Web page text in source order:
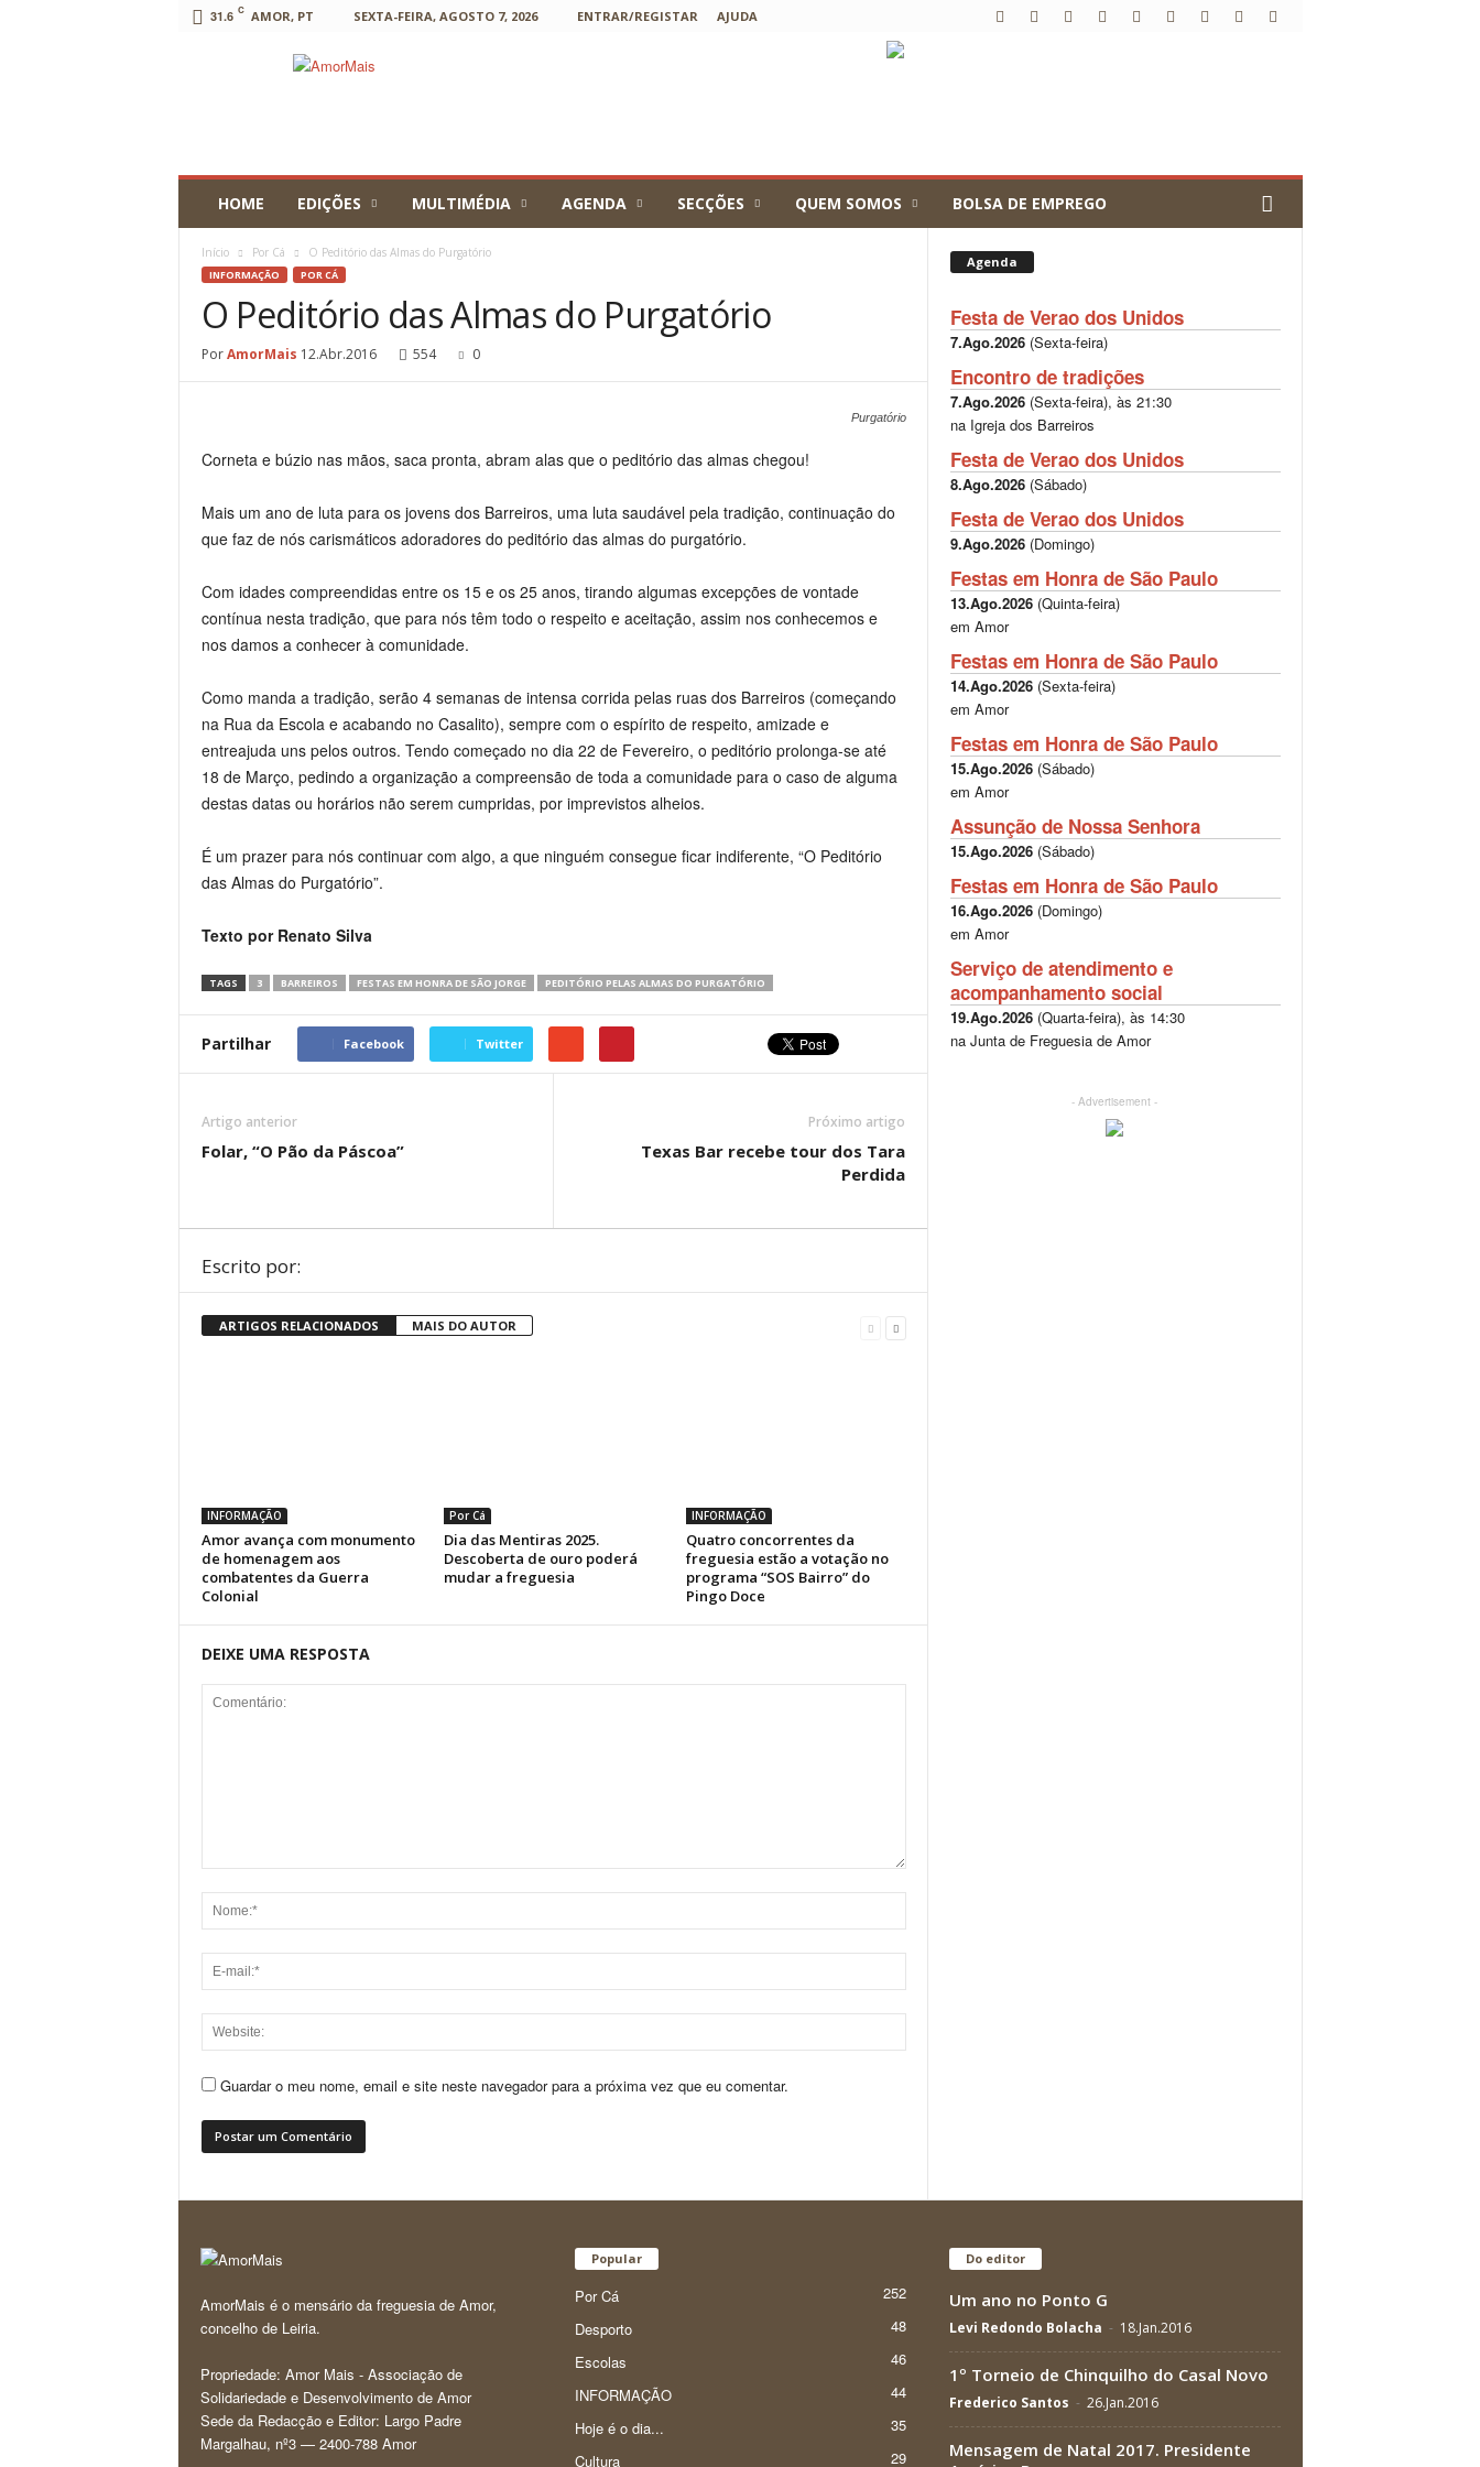
31.6 C AMOR, PT SEXTA-FEIRA, AGOSTO 7, 2026 ENTRAR/REGISTAR AJUDA
HOME EDIÇÕES MULTIMÉDIA AGENDA SECÇÕES QUEM SOMOS BOLSA DE EMPREGO
Início Por Cá O Peditório das Almas do Purgatório
INFORMAÇÃO POR CÁ
O Peditório das Almas do Purgatório
PorAmorMais 12.Abr.2016 554 0
Purgatório
Corneta e búzio nas mãos, saca pronta, abram alas que o peditório das almas chegou!
Mais um ano de luta para os jovens dos Barreiros, uma luta saudável pela tradição, continuação do
que faz de nós carismáticos adoradores do peditório das almas do purgatório.
Com idades compreendidas entre os 15 e os 25 anos, tirando algumas excepções de vontade
contínua nesta tradição, que para nós têm todo o respeito e aceitação, assim nos conhecemos e
nos damosa conhecer à comunidade.
Como manda a tradição, serão 4 semanas de intensa corrida pelas ruas dos Barreiros (começando
na Rua da Escola e acabando no Casalito), sempre com o espírito de respeito, amizade e
entreajuda uns pelos outros. Tendo começado no dia 22 de Fevereiro, o peditório prolonga-seaté
18 de Março, pedindo a organização a compreensão de toda a comunidade para o caso de alguma
destas datas ou horários não serem cumpridas, por imprevistos alheios.
É um prazer para nós continuar com algo, a que ninguém consegue ficar indiferente, “O Peditório
das Almas do Purgatório”.
Texto por Renato Silva
TAGS 3 BARREIROS FESTAS EM HONRA DE SÃO JORGE PEDITÓRIO PELAS ALMAS DO PURGATÓRIO
Partilhar Facebook Twitter
Artigo anterior
Folar, “O Pão da Páscoa”
Próximo artigo
Texas Bar recebe tour dos Tara
Perdida
Escrito por:
ARTIGOS RELACIONADOS MAIS DO AUTOR
INFORMAÇÃO
Amor avança com monumento
de homenagem aos
combatentes da Guerra
Colonial
Por Cá
Dia das Mentiras 2025.
Descoberta de ouro poderá
mudar a freguesia
INFORMAÇÃO
Quatro concorrentes da
freguesia estão a votação no
programa “SOS Bairro” do
Pingo Doce
DEIXE UMA RESPOSTA
Guardar o meu nome, email e site neste navegador para a próxima vez que eu comentar.
Agenda
Festa de Verao dos Unidos
7.Ago.2026(Sexta-feira)
Encontro de tradições
7.Ago.2026(Sexta-feira), às 21:30
na Igreja dos Barreiros
Festa de Verao dos Unidos
8.Ago.2026(Sábado)
Festa de Verao dos Unidos
9.Ago.2026(Domingo)
Festas em Honra de São Paulo
13.Ago.2026(Quinta-feira)
em Amor
Festas em Honra de São Paulo
14.Ago.2026(Sexta-feira)
em Amor
Festas em Honra de São Paulo
15.Ago.2026(Sábado)
em Amor
Assunção de Nossa Senhora
15.Ago.2026(Sábado)
Festas em Honra de São Paulo
16.Ago.2026(Domingo)
em Amor
Serviço de atendimento e
acompanhamento social
19.Ago.2026(Quarta-feira), às 14:30
na Junta de Freguesia de Amor
- Advertisement -
AmorMais é o mensário da freguesia de Amor,
concelho de Leiria.
Propriedade: Amor Mais - Associação de
Solidariedade e Desenvolvimento de Amor
Sede da Redacção e Editor: Largo Padre
Margalhau, nº3 — 2400-788 Amor
Popular
Por Cá
252
Desporto
48
Escolas
46
INFORMAÇÃO
44
Hoje é o dia...
35
Cultura
29
Do editor
Um ano no Ponto G
Levi Redondo Bolacha - 18.Jan.2016
1º Torneio de Chinquilho do Casal Novo
Frederico Santos - 26.Jan.2016
Mensagem de Natal 2017. Presidente